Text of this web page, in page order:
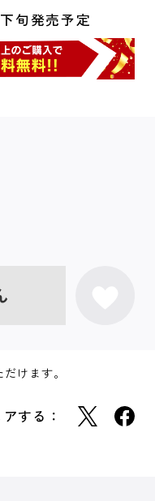
旬発売予定
けます。
する：